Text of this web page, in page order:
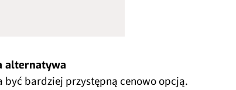
alternatywa
być bardziej przystępną cenowo opcją.